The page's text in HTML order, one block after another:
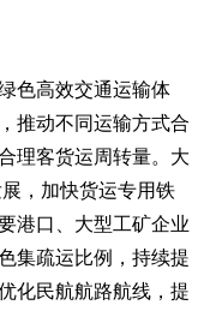
色高效交通运输体
推动不同运输方式合
理客货运周转量。大
展，加快货运专用铁
港口、大型工矿企业
集疏运比例，持续提
化民航航路航线，提